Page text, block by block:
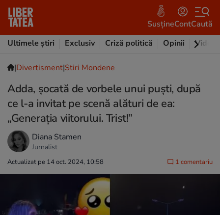
SusțineContCaută
Ultimele știri
Exclusiv Criză politică Opinii Video
|Divertisment|Stiri Mondene
Adda, șocată de vorbele unui puști, după
ce l-a invitat pe scenă alături de ea:
„Generația viitorului. Trist!”
Diana Stamen
Jurnalist
Actualizat pe 14 oct. 2024, 10:58 1 comentariu